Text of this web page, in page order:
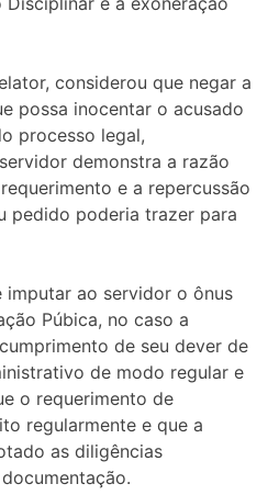
considerou que negar a
possa inocentar o acusado
processo legal,
demonstra a razão
e a repercussão
pedido poderia trazer para
imputar ao servidor o ônus
Púbica, no caso a
de seu dever de
de modo regular e
o requerimento de
regularmente e que a
as diligências